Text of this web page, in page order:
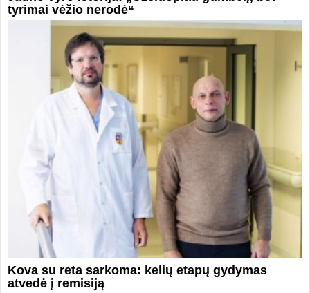
tyrimai vėžio nerodė“
Kova su reta sarkoma: kelių etapų gydymas
atvedė į remisiją